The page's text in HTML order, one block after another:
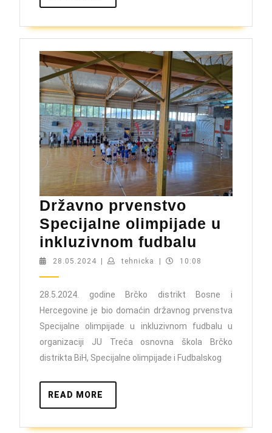
nivou
MORE
Državno prvenstvo
Specijalne olimpijade u
inkluzivnom fudbalu
u
fudbalu
28.05.2024 28.05.2024
| tehnicka tehnicka
| 10:08
28.5.2024. godine Brčko distrikt Bosne i
Hercegovine je bio domaćin državnog prvenstva
Specijalne olimpijade u inkluzivnom fudbalu u
organizaciji JU Treća osnovna škola Brčko
distrikta BiH, Specijalne olimpijade i Fudbalskog
READ MORE
MORE